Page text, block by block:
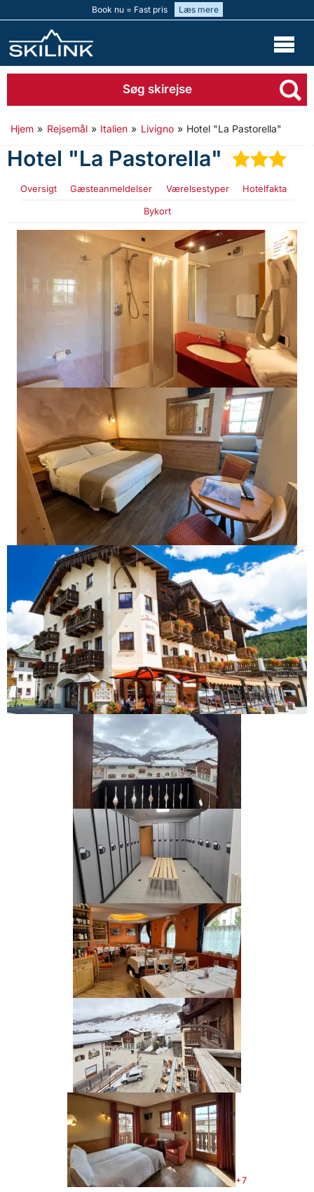
Book nu = Fast pris Læs mere
Søg skirejse
Hjem » Rejsemål » Italien » Livigno » Hotel "La Pastorella"
Hotel "La Pastorella" ★★★
Oversigt Gæsteanmeldelser Værelsestyper
Hotelfakta
Bykort
+7